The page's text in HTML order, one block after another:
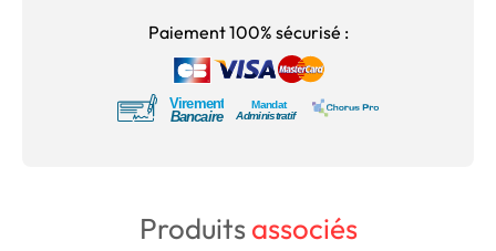
Paiement 100% sécurisé :
Produitsassociés